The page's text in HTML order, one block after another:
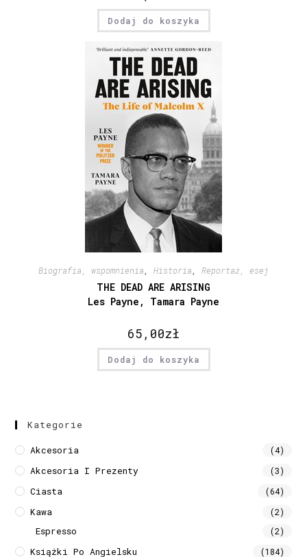
Dodaj do koszyka
Biografia, wspomnienia Historia Reportaż, esej
THE DEAD ARE ARISING
Les Payne, Tamara Payne
65,00zł
Dodaj do koszyka
Kategorie
Akcesoria (4)
Akcesoria I Prezenty (3)
Ciasta (64)
Kawa (2)
Espresso (2)
Książki Po Angielsku (184)